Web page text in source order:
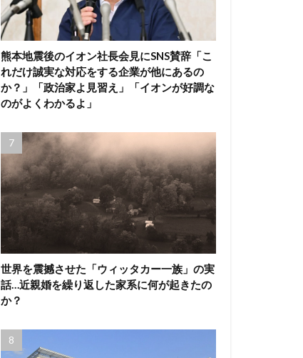
熊本地震後のイオン社長会見にSNS賛辞「こ
れだけ誠実な対応をする企業が他にあるの
か？」「政治家よ見習え」「イオンが好調な
のがよくわかるよ」
世界を震撼させた「ウィッタカー一族」の実
話…近親婚を繰り返した家系に何が起きたの
か？